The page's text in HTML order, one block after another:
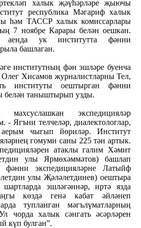
халык җәүһәрләре җыючы
республика Мәгариф халык
һәм ТАССР халык комиссарлары
7 ноябре Карары белән оешкан.
ук институтта фәнни
башлаган.
институтның фән эшләре буенча
Олег Хисамов журналистларны Тел,
институты оештырган фәнни
белән таныштырып узды.
экспедицияләр
- Ягъни телчеләр, диалектологлар,
чыгып йөриләр. Институт
гомуми саны 225 тән артык.
атаклы галим Хәмит
улы Ярмөхәммәтов) башлап
экспедицияләрне Латыйф
улы Җәләлетдинев) оештыра
эшләгәннәр, иртә язда
көздә генә кабат әйләнеп
тупланган мәгълүматларның
чорда халык сәнгать әсәрләрен
күп булган”.